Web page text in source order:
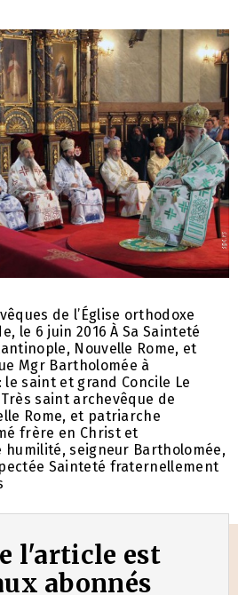
de l’Église orthodoxe
le 6 juin 2016 À Sa Sainteté
Nouvelle Rome, et
Mgr Bartholomée à
saint et grand Concile Le
saint archevêque de
Rome, et patriarche
frère en Christ et
seigneur Bartholomée,
Sainteté fraternellement
l'article est
abonnés